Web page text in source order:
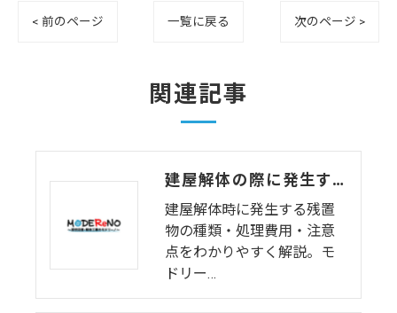
< 前のページ 一覧に戻る 次のページ >
関連記事
建屋解体の際に発生する残置物とは？処理費用と注意点
建屋解体時に発生する残置
物の種類・処理費用・注意
点をわかりやすく解説。モ
ドリー…